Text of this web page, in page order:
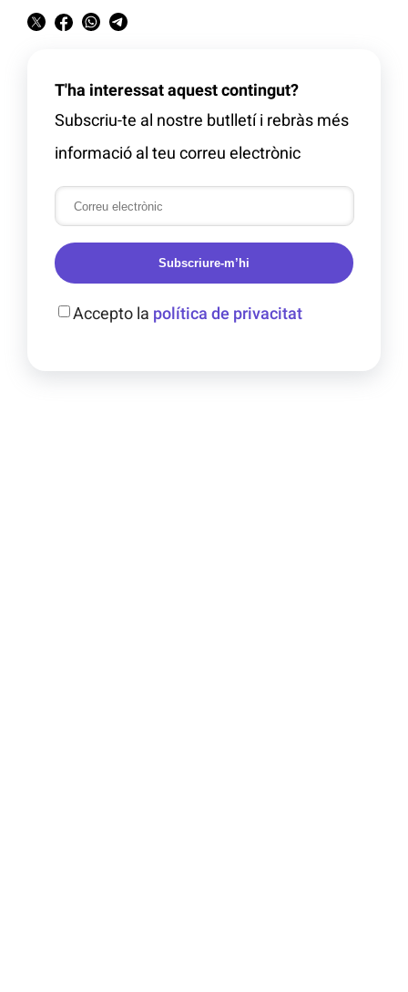
T'ha interessat aquest contingut?
Subscriu-te al nostre butlletí i rebràs més
informació al teu correu electrònic
Subscriure-m’hi
Accepto la política de privacitat